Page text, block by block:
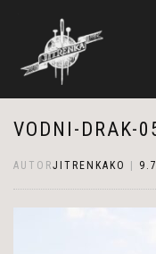
VODNI-DRAK-
AUTORJITRENKAKO